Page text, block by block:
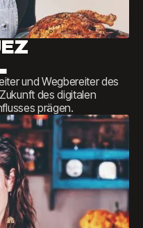
und Wegbereiter des
des digitalen
prägen.